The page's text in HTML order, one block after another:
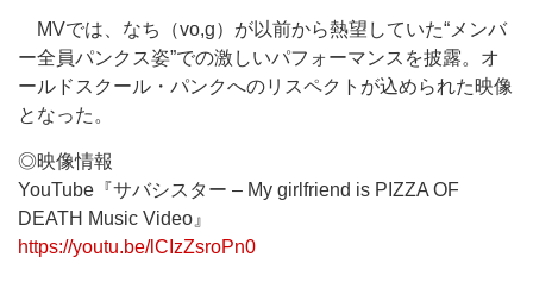
MVでは、なち（vo,g）が以前から熱望していた“メンバ
ー全員パンクス姿”での激しいパフォーマンスを披露。オ
ールドスクール・パンクへのリスペクトが込められた映像
となった。
◎映像情報
YouTube『サバシスター – My girlfriend is PIZZA OF
DEATH Music Video』
https://youtu.be/lCIzZsroPn0